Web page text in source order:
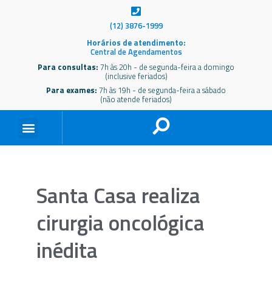
(12) 3876-1999
Horários de atendimento:
Central de Agendamentos
Para consultas: 7h às 20h - de segunda-feira a domingo
(inclusive feriados)
Para exames: 7h às 19h - de segunda-feira a sábado
(não atende feriados)
Santa Casa realiza
cirurgia oncológica
inédita